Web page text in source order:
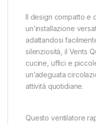
Il design compatto e
un’installazione
adattandosi
silenziosità, il Vents
cucine, uffici e
un’adeguata
attività quotidiane.
Questo ventilatore